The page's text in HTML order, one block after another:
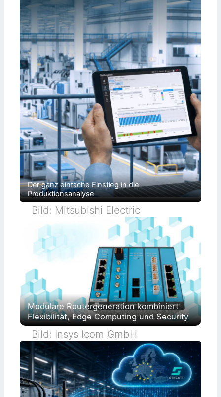
Der ganz einfache Einstieg in die
Produktionsanalyse
Bild: Mitsubishi Electric
Modulare Routergeneration kombiniert
Flexibilität, Edge Computing und Security
Bild: Insys Icom GmbH